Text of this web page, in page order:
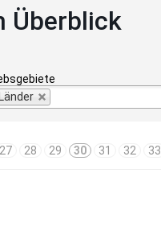
Überblick
27 28 29 30 31 32 33